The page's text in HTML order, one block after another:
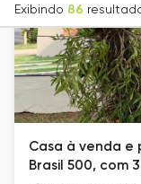
Exibindo 86
Casa à venda e
Brasil 500, com